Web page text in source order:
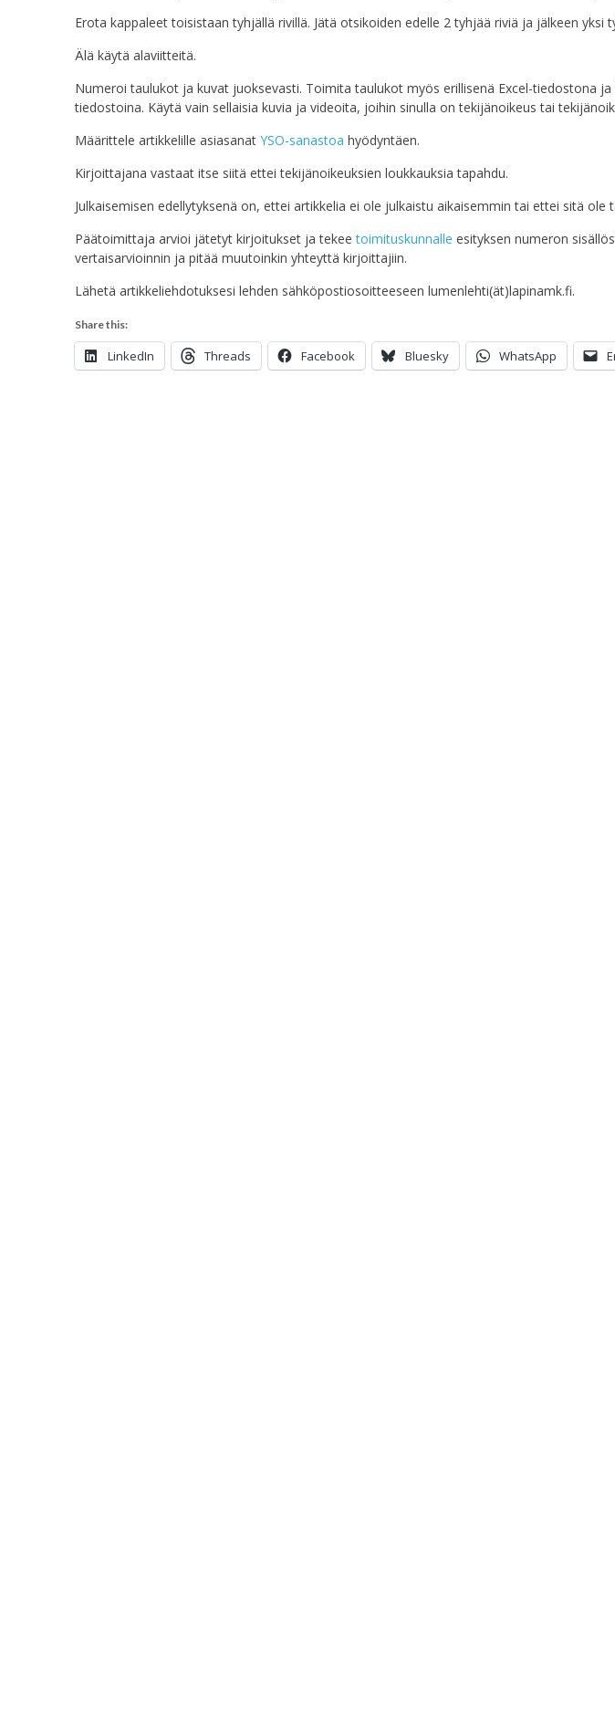
Erota kappaleet toisistaan tyhjällä rivillä. Jätä otsikoiden edelle 2 tyhjää riviä ja jälkeen yksi
Älä käytä alaviitteitä.
Numeroi taulukot ja kuvat juoksevasti. Toimita taulukot myös erillisenä Excel-tiedostona ja
tiedostoina. Käytä vain sellaisia kuvia ja videoita, joihin sinulla on tekijänoikeus tai
Määrittele artikkelille asiasanat YSO-sanastoa hyödyntäen.
Kirjoittajana vastaat itse siitä ettei tekijänoikeuksien loukkauksia tapahdu.
Julkaisemisen edellytyksenä on, ettei artikkelia ei ole julkaistu aikaisemmin tai ettei sitä ole
Päätoimittaja arvioi jätetyt kirjoitukset ja tekeetoimituskunnalle esityksen numeron
vertaisarvioinnin ja pitää muutoinkin yhteyttä kirjoittajiin.
Lähetä artikkeliehdotuksesi lehden sähköpostiosoitteeseen lumenlehti(ät)lapinamk.fi.
Share this:
LinkedIn Threads Facebook Bluesky WhatsApp